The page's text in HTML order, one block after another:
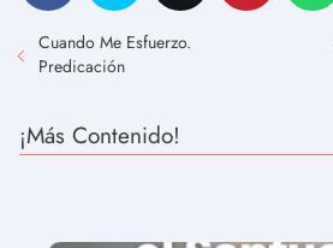
Cuando Me Esfuerzo.
Predicación
¡Más Contenido!